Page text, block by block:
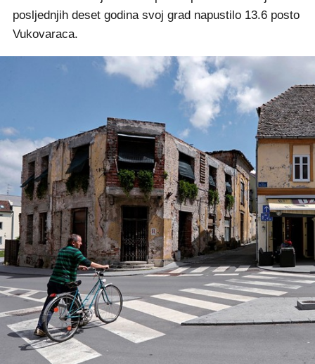
posljednjih deset godina svoj grad napustilo 13.6 posto
Vukovaraca.